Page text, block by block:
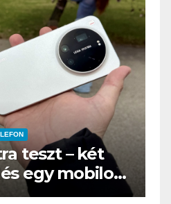
teszt – Amikor
felnő, és